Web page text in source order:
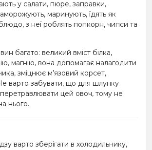
у салати, пюре, заправки,
маринують, їдять як
з неї роблять попкорн, чипси та
багато: великий вміст білка,
магнію, вона допомагає налагодити
зміцнює м’язовий корсет,
варто забувати, що для шлунку
цей овоч, тому не
нього.
варто зберігати в холодильнику,